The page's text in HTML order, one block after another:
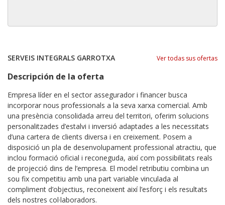
SERVEIS INTEGRALS GARROTXA Ver todas sus ofertas
Descripción de la oferta
Empresa líder en el sector assegurador i financer busca
incorporar nous professionals a la seva xarxa comercial. Amb
una presència consolidada arreu del territori, oferim solucions
personalitzades d’estalvi i inversió adaptades a les necessitats
d’una cartera de clients diversa i en creixement. Posem a
disposició un pla de desenvolupament professional atractiu, que
inclou formació oficial i reconeguda, així com possibilitats reals
de projecció dins de l’empresa. El model retributiu combina un
sou fix competitiu amb una part variable vinculada al
compliment d’objectius, reconeixent així l’esforç i els resultats
dels nostres col·laboradors.